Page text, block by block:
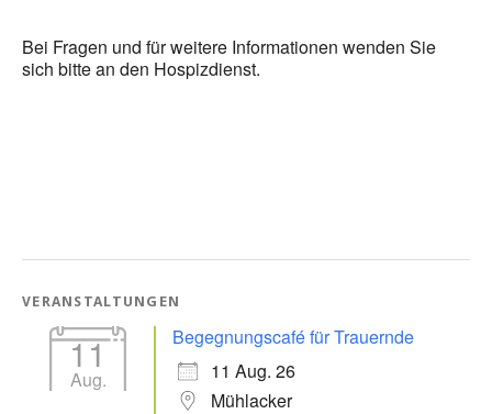
Bei Fragen und für weitere Informationen wenden Sie
sich bitte an den Hospizdienst.
VERANSTALTUNGEN
11
Aug.
Begegnungscafé für Trauernde
11 Aug. 26
Mühlacker